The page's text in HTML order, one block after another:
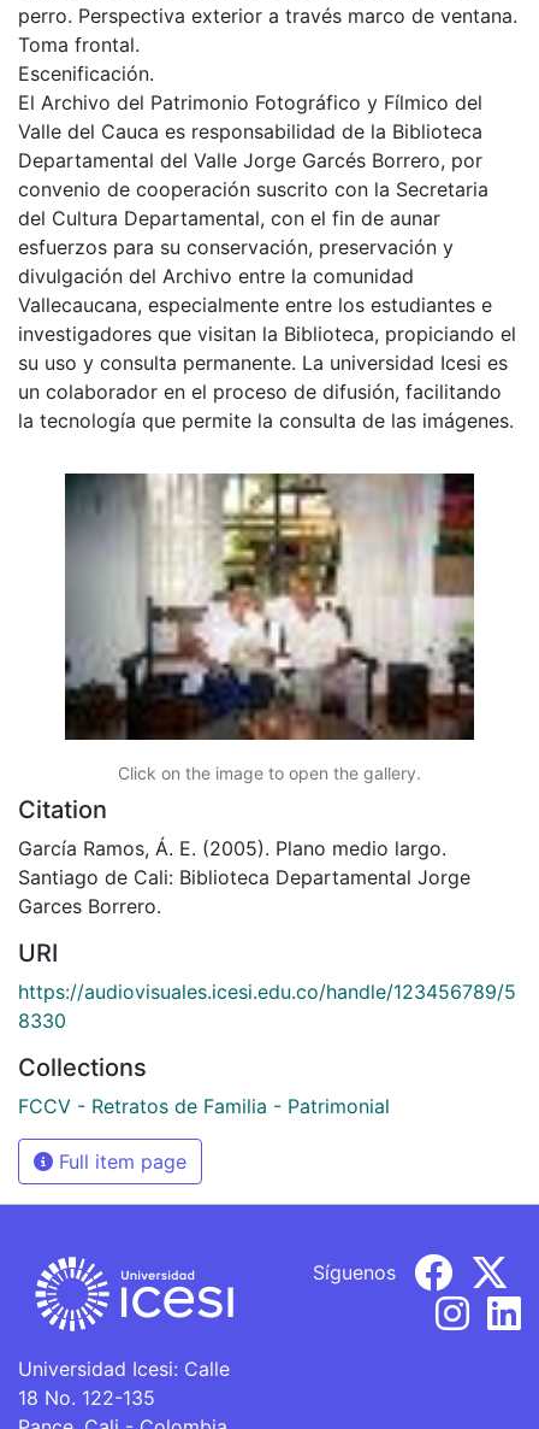
perro. Perspectiva exterior a través marco de ventana.
Toma frontal.
Escenificación.
El Archivo del Patrimonio Fotográfico y Fílmico del
Valle del Cauca es responsabilidad de la Biblioteca
Departamental del Valle Jorge Garcés Borrero, por
convenio de cooperación suscrito con la Secretaria
del Cultura Departamental, con el fin de aunar
esfuerzos para su conservación, preservación y
divulgación del Archivo entre la comunidad
Vallecaucana, especialmente entre los estudiantes e
investigadores que visitan la Biblioteca, propiciando el
su uso y consulta permanente. La universidad Icesi es
un colaborador en el proceso de difusión, facilitando
la tecnología que permite la consulta de las imágenes.
Click on the image to open the gallery.
Citation
García Ramos, Á. E. (2005). Plano medio largo.
Santiago de Cali: Biblioteca Departamental Jorge
Garces Borrero.
URI
https://audiovisuales.icesi.edu.co/handle/123456789/5
8330
Collections
FCCV - Retratos de Familia - Patrimonial
Full item page
Universidad Icesi: Calle
18 No. 122-135
Síguenos